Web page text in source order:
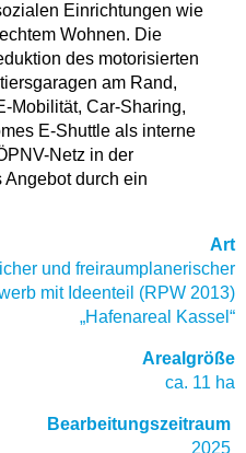
Einrichtungen wie
Wohnen. Die
des motorisierten
am Rand,
Mobilität, Car-Sharing,
E-Shuttle als interne
Netz in der
Angebot durch ein
Art
und freiraumplanerischer
mit Ideenteil (RPW 2013)
„Hafenareal Kassel“
Arealgröße
ca. 11 ha
Bearbeitungszeitraum
2025